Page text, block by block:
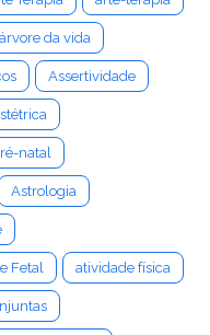
árvore da vida
Assertividade
natal
Astrologia
Fetal atividade física